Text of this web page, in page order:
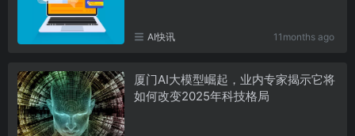
AI快讯 11months ago
厦门AI大模型崛起，业内专家揭示它将
如何改变2025年科技格局